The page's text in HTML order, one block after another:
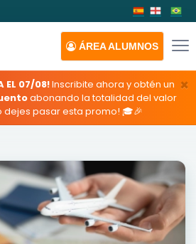
ÁREAALUMNOS
×
EL 07/08!Inscribite ahora y obtén un
abonando la totalidad del valor
dejes pasar esta promo! 🎓🎉